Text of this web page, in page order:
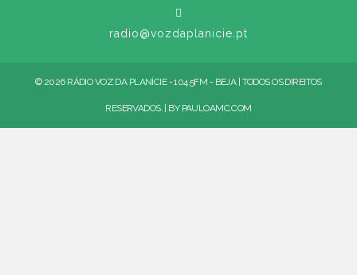
radio@vozdaplanicie.pt
© 2026 RÁDIO VOZ DA PLANÍCIE - 104.5FM - BEJA | TODOS OS DIREITOS
RESERVADOS. | BY PAULOAMC.COM